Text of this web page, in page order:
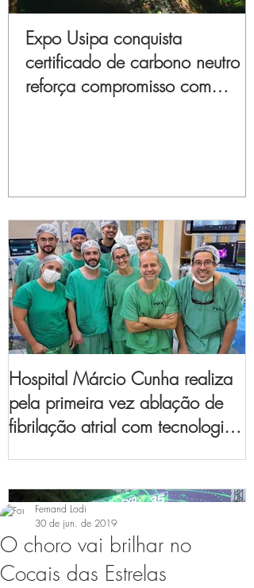
Expo Usipa conquista
certificado de carbono neutro e
reforça compromisso com
Hospital Márcio Cunha realiza
pela primeira vez ablação de
fibrilação atrial com tecnologia
O choro vai brilhar no
Cocais das Estrelas
Fernand Lodi
30 de jun. de 2019